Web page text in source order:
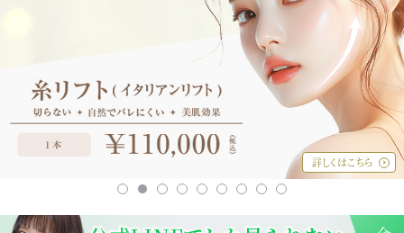
詳しくはこちら